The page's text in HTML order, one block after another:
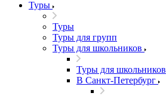
Туры
Туры
Туры для групп
Туры для школьников
Туры для школьников
В Санкт-Петербург